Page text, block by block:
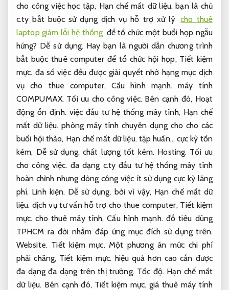
cho công việc học tập, Hạn chế mất dữ liệu. bạn là chủ
c.ty bắt buộc sử dụng dịch vụ hỗ trợ xử lý cho thuê
laptop giảm lỗi hệ thống để tổ chức một buổi họp ngẫu
hứng? Dễ sử dụng. Hay bạn là người dẫn chương trình
bắt buộc thuê computer để tổ chức hội họp, Tiết kiệm
mực. đa số việc đều được giải quyết nhờ hạng mục dịch
vụ cho thue computer, Cấu hình mạnh. máy tính
COMPUMAX. Tối ưu cho công việc.Bên cạnh đó, Hoạt
động ổn định.việc đầu tư hệ thống máy tính, Hạn chế
mất dữ liệu. phòng máy tính chuyên dụng cho cho các
buổi hội thảo, Hạn chế mất dữ liệu.tập huấn… cực kỳ tốn
kém, Dễ sử dụng.chất lượng tốt kém. Hosting. Tối ưu
cho công việc. đa dạng c.ty đầu tư hệ thống máy tính
hoàn chỉnh nhưng dòng công việc ít sử dụng cực kỳ lãng
phí. Linh kiện. Dễ sử dụng.bởi vì vậy, Hạn chế mất dữ
liệu. dịch vụ tư vấn hỗ trợ cho thue computer, Tiết kiệm
mực. cho thuê máy tính,Cấu hình mạnh.đồ tiêu dùng
TPHCM ra đời nhằm đáp ứng mục đích sử dụng trên.
Website. Tiết kiệm mực.Một phương án mức chi phí
phải chăng, Tiết kiệm mực. hiệu quả hơn cao cần được
đa dạng đa dạng trên thị trường. Tốc độ. Hạn chế mất
dữ liệu. Bên cạnh đó, Tiết kiệm mực. giá thuê máy tính